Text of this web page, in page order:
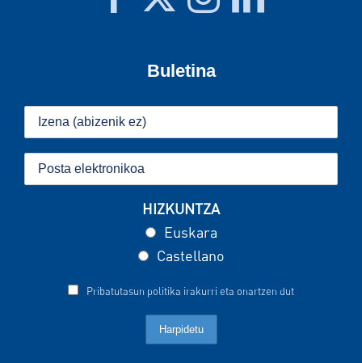
Buletina
HIZKUNTZA
Euskara
Castellano
Pribatutasun politika irakurri eta onartzen dut